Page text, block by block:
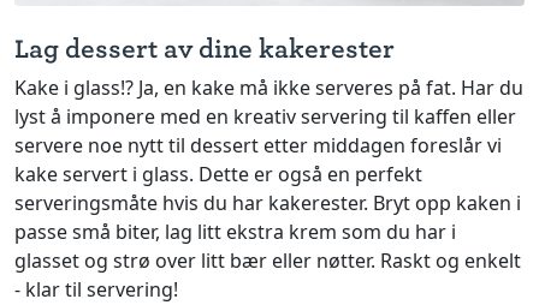
Lag dessert av dine kakerester
Kake i glass!? Ja, en kake må ikke serveres på fat. Har du
lyst å imponere med en kreativ servering til kaffen eller
servere noe nytt til dessert etter middagen foreslår vi
kake servert i glass. Dette er også en perfekt
serveringsmåte hvis du har kakerester. Bryt opp kaken i
passe små biter, lag litt ekstra krem som du har i
glasset og strø over litt bær eller nøtter. Raskt og enkelt
- klar til servering!